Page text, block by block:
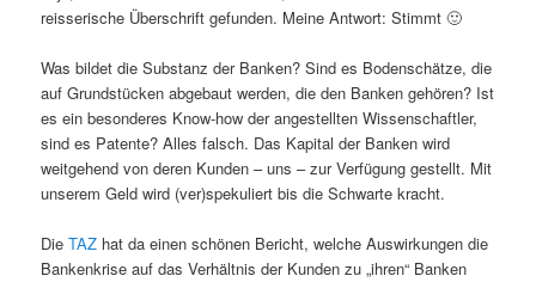
reisserische Überschrift gefunden. Meine Antwort: Stimmt 🙂
Was bildet die Substanz der Banken? Sind es Bodenschätze, die
auf Grundstücken abgebaut werden, die den Banken gehören? Ist
es ein besonderes Know-how der angestellten Wissenschaftler,
sind es Patente? Alles falsch. Das Kapital der Banken wird
weitgehend von deren Kunden – uns – zur Verfügung gestellt. Mit
unserem Geld wird (ver)spekuliert bis die Schwarte kracht.
DieTAZ hat da einen schönen Bericht, welche Auswirkungen die
Bankenkrise auf das Verhältnis der Kunden zu „ihren“ Banken